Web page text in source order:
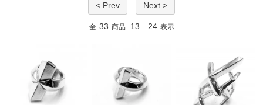
< Prev Next >
全 33 商品 13 - 24 表示